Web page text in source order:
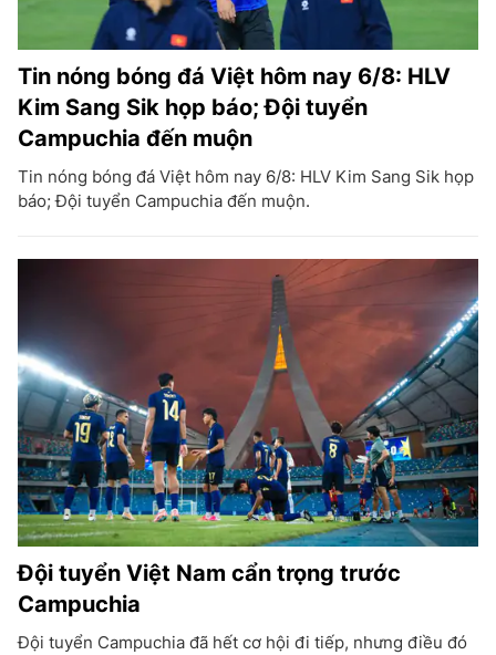
Tin nóng bóng đá Việt hôm nay 6/8: HLV
Kim Sang Sik họp báo; Đội tuyển
Campuchia đến muộn
Tin nóng bóng đá Việt hôm nay 6/8: HLV Kim Sang Sik họp
báo; Đội tuyển Campuchia đến muộn.
Đội tuyển Việt Nam cẩn trọng trước
Campuchia
Đội tuyển Campuchia đã hết cơ hội đi tiếp, nhưng điều đó